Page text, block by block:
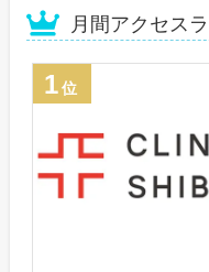
月間アクセス
1位